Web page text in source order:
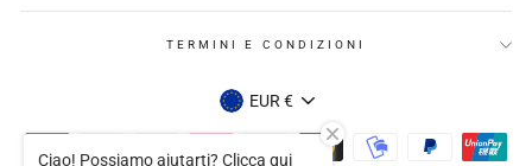
TERMINI E CONDIZIONI
VALUTA
EUR €
Ciao! Possiamo aiutarti? Clicca qui